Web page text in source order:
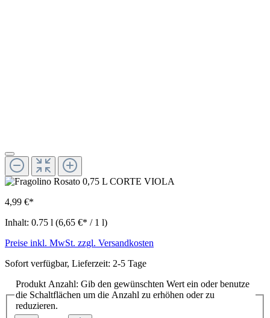
4,99 €*
Inhalt: 0.75 l (6,65 €* / 1 l)
Preise inkl. MwSt. zzgl. Versandkosten
Sofort verfügbar, Lieferzeit: 2-5 Tage
Produkt Anzahl: Gib den gewünschten Wert ein oder benutze
die Schaltflächen um die Anzahl zu erhöhen oder zu
reduzieren.